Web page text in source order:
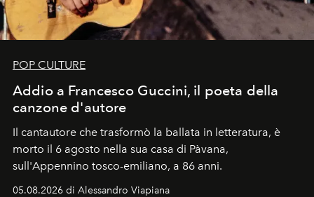
POP CULTURE
Addio a Francesco Guccini, il poeta della
canzone d'autore
Il cantautore che trasformò la ballata in letteratura, è
morto il 6 agosto nella sua casa di Pàvana,
sull'Appennino tosco-emiliano, a 86 anni.
05.08.2026 di Alessandro Viapiana